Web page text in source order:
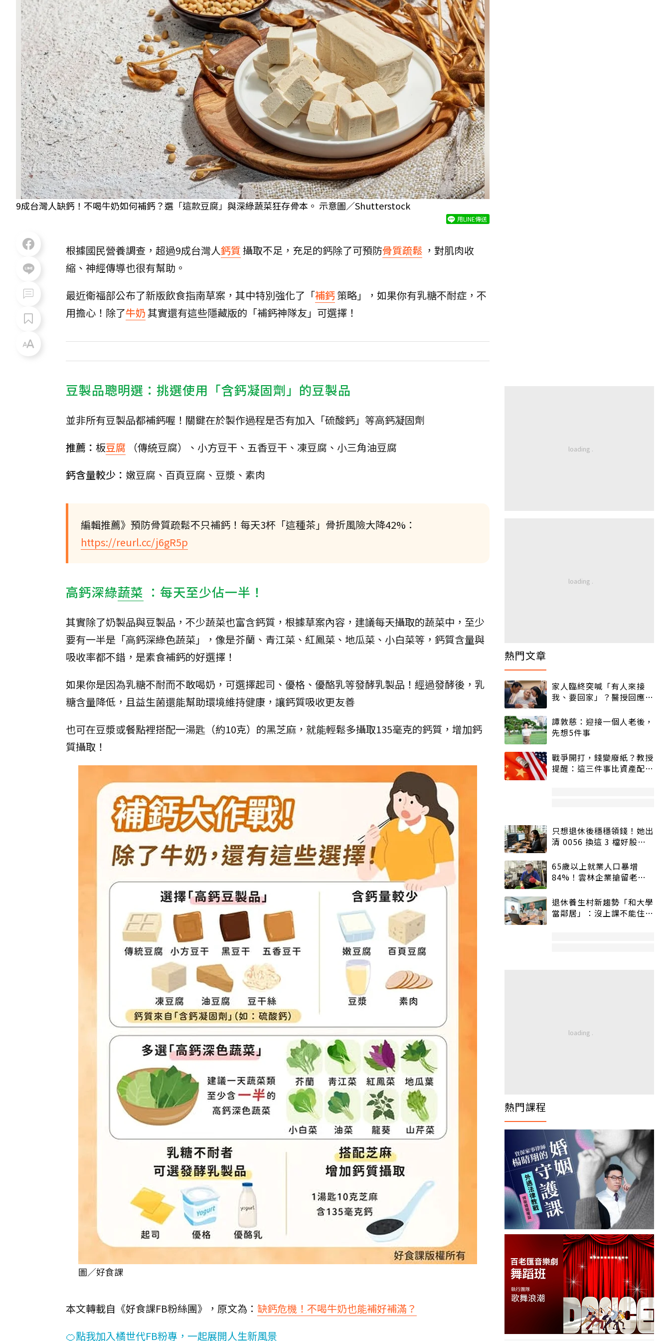
9成台灣人缺鈣！不喝牛奶如何補鈣？選「這款豆腐」與深綠蔬菜狂存骨本。 示意圖／Shutterstock
用LINE傳送
根據國民營養調查，超過9成台灣人鈣質攝取不足，充足的鈣除了可預防骨質疏鬆 ，對肌肉收
縮、神經傳導也很有幫助。
最近衛福部公布了新版飲食指南草案，其中特別強化了「補鈣策略」，如果你有乳糖不耐症，不
用擔心！除了牛奶其實還有這些隱藏版的「補鈣神隊友」可選擇！
豆製品聰明選：挑選使用「含鈣凝固劑」的豆製品
並非所有豆製品都補鈣喔！關鍵在於製作過程是否有加入「硫酸鈣」等高鈣凝固劑
推薦： 板豆腐
（傳統豆腐）、小方豆干、五香豆干、凍豆腐、小三角油豆腐
鈣含量較少： 嫩豆腐、百頁豆腐、豆漿、素肉
編輯推薦》預防骨質疏鬆不只補鈣！每天3杯「這種茶」骨折風險大降42%：
https://reurl.cc/j6gR5p
高鈣深綠蔬菜 ：每天至少佔一半！
其實除了奶製品與豆製品，不少蔬菜也富含鈣質，根據草案內容，建議每天攝取的蔬菜中，至少
要有一半是「高鈣深綠色蔬菜」，像是芥蘭、青江菜、紅鳳菜、地瓜菜、小白菜等，鈣質含量與
吸收率都不錯，是素食補鈣的好選擇！
如果你是因為乳糖不耐而不敢喝奶，可選擇起司、優格、優酪乳等發酵乳製品！經過發酵後，乳
糖含量降低，且益生菌還能幫助環境維持健康，讓鈣質吸收更友善
也可在豆漿或餐點裡搭配一湯匙（約10克）的黑芝麻，就能輕鬆多攝取135毫克的鈣質，增加鈣
質攝取！
圖／好食課
本文轉載自《好食課FB粉絲團》，原文為： 缺鈣危機！不喝牛奶也能補好補滿？
🍊點我加入橘世代FB粉專，一起展開人生新風景
熱門文章
家人臨終突喊「有人來接
我、要回家」？醫授回應方
譚敦慈：迎接一個人老後，
先想5件事
戰爭開打，錢變廢紙？教授
提醒：這三件事比資產配置
只想退休後穩穩領錢！她出
清 0056 換這 3 檔好股：
65歲以上就業人口暴增
84%！雲林企業搶留老員
退休養生村新趨勢「和大學
當鄰居」：沒上課不能住、
熱門課程